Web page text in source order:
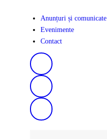
Anunțuri și comunicate
Evenimente
Contact